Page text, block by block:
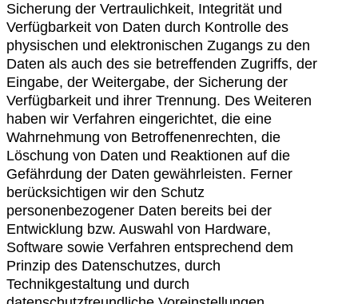
Sicherung der Vertraulichkeit, Integrität und
Verfügbarkeit von Daten durch Kontrolle des
physischen und elektronischen Zugangs zu den
Daten als auch des sie betreffenden Zugriffs, der
Eingabe, der Weitergabe, der Sicherung der
Verfügbarkeit und ihrer Trennung. Des Weiteren
haben wir Verfahren eingerichtet, die eine
Wahrnehmung von Betroffenenrechten, die
Löschung von Daten und Reaktionen auf die
Gefährdung der Daten gewährleisten. Ferner
berücksichtigen wir den Schutz
personenbezogener Daten bereits bei der
Entwicklung bzw. Auswahl von Hardware,
Software sowie Verfahren entsprechend dem
Prinzip des Datenschutzes, durch
Technikgestaltung und durch